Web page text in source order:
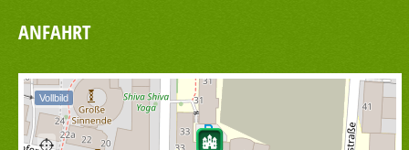
ANFAHRT
Vollbild